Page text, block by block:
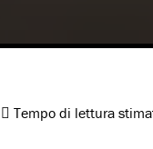
Tempo di lettura